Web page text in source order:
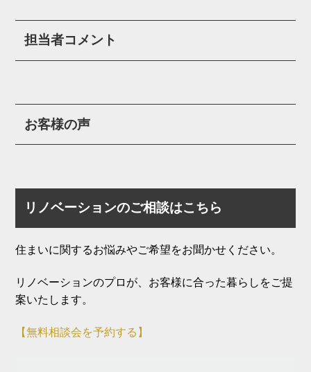
担当者コメント
お客様の声
リノベーションのご相談はこちら
住まいに関するお悩みやご希望をお聞かせください。
リノベーションのプロが、お客様に合った暮らしをご提
案いたします。
【無料相談会を予約する】